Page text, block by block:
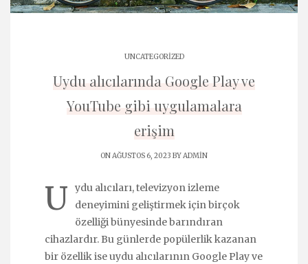
UNCATEGORIZED
Uydu alıcılarında Google Play ve
YouTube gibi uygulamalara
erişim
ON AĞUSTOS 6, 2023 BYADMIN
U
ydu alıcıları, televizyon izleme
deneyimini geliştirmek için birçok
özelliği bünyesinde barındıran
cihazlardır. Bu günlerde popülerlik kazanan
bir özellik ise uydu alıcılarının Google Play ve